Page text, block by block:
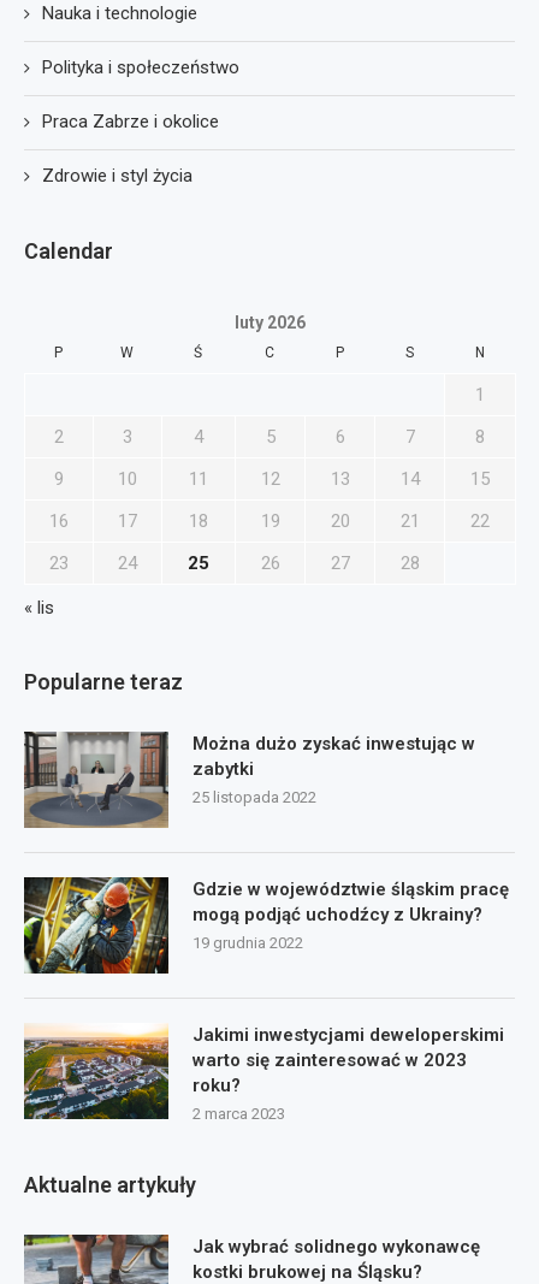
Popularne teraz
Można dużo zyskać inwestując w
zabytki
25 listopada 2022
Gdzie w województwie śląskim pracę
mogą podjąć uchodźcy z Ukrainy?
19 grudnia 2022
Jakimi inwestycjami deweloperskimi
warto się zainteresować w 2023
roku?
2 marca 2023
Aktualne artykuły
Jak wybrać solidnego wykonawcę
kostki brukowej na Śląsku?
Nauka i technologie
Polityka i społeczeństwo
Praca Zabrze i okolice
Zdrowie i styl życia
Calendar
luty 2026
P W Ś C P S N
1
2
3 4 5 6 7
8
9
10 11 12 13 14
15
16
17 18 19 20 21
22
23
24 25 26 27 28
« lis